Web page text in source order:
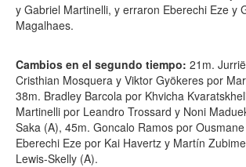
y Gabriel Martinelli, y erraron Eberechi Eze y
Magalhaes.
Cambios en el segundo tiempo: 21m.
Cristhian Mosquera y Viktor Gyökeres por
38m. Bradley Barcola por Khvicha
Martinelli por Leandro Trossard y Noni
Saka (A), 45m. Goncalo Ramos por
Eberechi Eze por Kai Havertz y Martín
Lewis-Skelly (A).